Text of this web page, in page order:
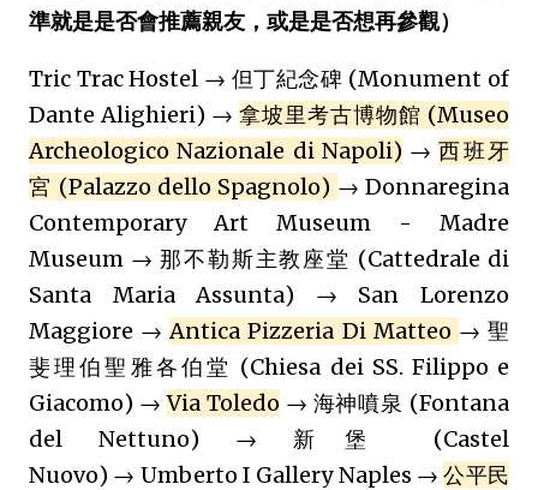
準就是是否會推薦親友，或是是否想再參觀）
Tric Trac Hostel → 但丁紀念碑 (Monument of
Dante Alighieri) → 拿坡里考古博物館 (Museo
Archeologico Nazionale di Napoli) →西班牙
宮 (Palazzo dello Spagnolo) → Donnaregina
Contemporary Art Museum - Madre
Museum → 那不勒斯主教座堂 (Cattedrale di
Santa Maria Assunta) → San Lorenzo
Maggiore →Antica Pizzeria Di Matteo → 聖
斐理伯聖雅各伯堂 (Chiesa dei SS. Filippo e
Giacomo) →Via Toledo → 海神噴泉 (Fontana
del Nettuno) → 新堡 (Castel
Nuovo) → Umberto I Gallery Naples →公平民